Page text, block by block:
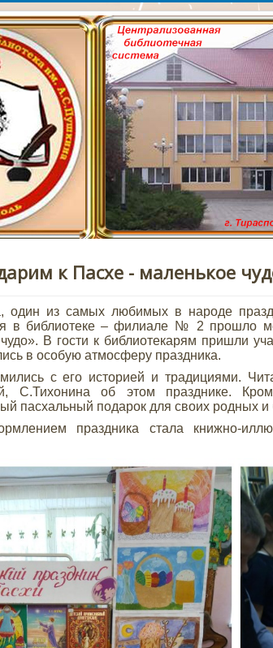
им. А.С.
к Пасхе - маленькое
из самых любимых в народе
в библиотеке – филиале № 2 прошло
В гости к библиотекарям пришли
в особую атмосферу праздника.
с его историей и традициями.
С.Тихонина об этом празднике.
пасхальный подарок для своих родных и
праздника стала книжно-